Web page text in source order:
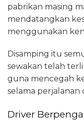
pabrikan masing
mendatangkan
menggunakan
Disamping itu
sewakan telah
guna mencegah
selama perjalanan
Driver